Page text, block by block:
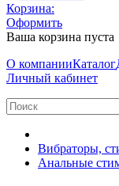
Корзина:
Оформить
Ваша корзина пуста
О компанииКаталог
Личный кабинет
Вибраторы,
Анальные